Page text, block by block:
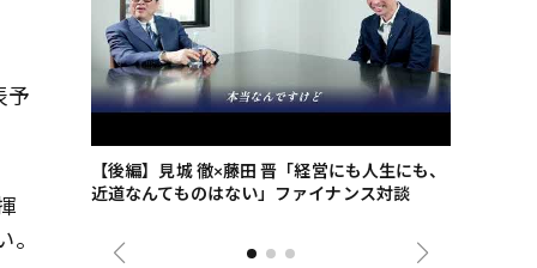
予
【後編】見城 徹×藤田 晋「経営にも人生にも、
近道なんてものはない」ファイナンス対談